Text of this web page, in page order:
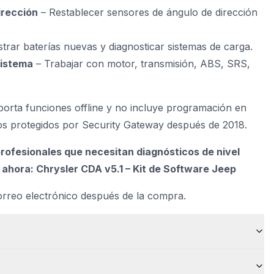
– Restablecer sensores de ángulo de dirección
baterías nuevas y diagnosticar sistemas de carga.
– Trabajar con motor, transmisión, ABS, SRS,
funciones offline y no incluye programación en
protegidos por Security Gateway después de 2018.
que necesitan diagnósticos de nivel
Chrysler CDA v5.1 – Kit de Software Jeep
electrónico después de la compra.